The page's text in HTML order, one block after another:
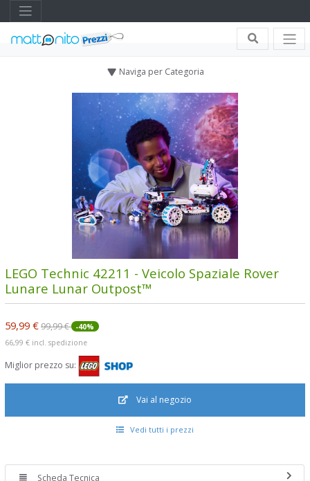
Naviga per Categoria
LEGO Technic 42211 - Veicolo Spaziale Rover
Lunare Lunar Outpost™
59,99 €99,99 € -40%
66,99 € incl. spedizione
Miglior prezzo su:
Vai al negozio
Vedi tutti i prezzi
Scheda Tecnica